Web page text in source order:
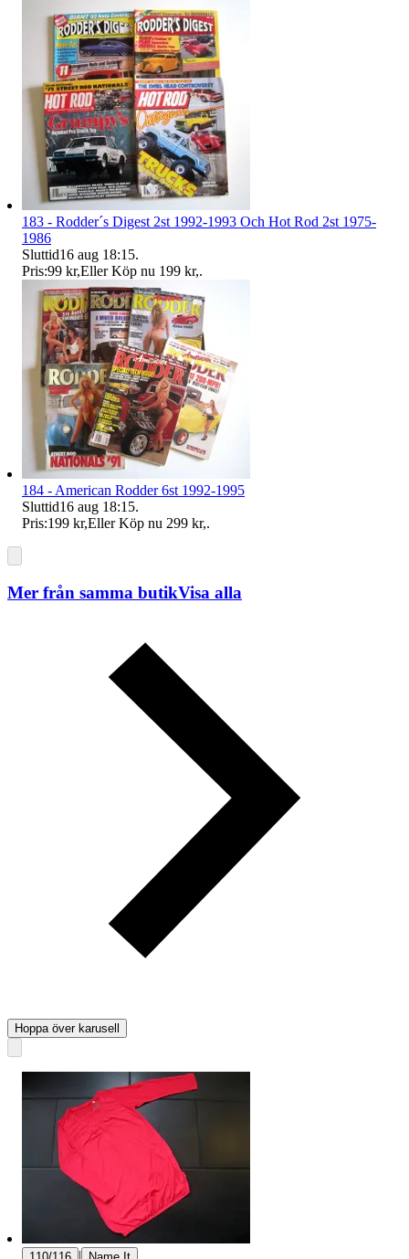
183 - Rodder´s Digest 2st 1992-1993 Och Hot Rod 2st 1975-
1986
Sluttid16 aug 18:15.
Pris:99 kr,Eller Köp nu 199 kr,.
184 - American Rodder 6st 1992-1995
Sluttid16 aug 18:15.
Pris:199 kr,Eller Köp nu 299 kr,.
Mer från samma butikVisa alla
Hoppa över karusell